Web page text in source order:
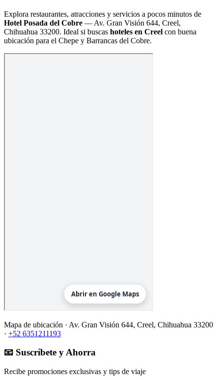
Explora restaurantes, atracciones y servicios a pocos minutos de
Hotel Posada del Cobre — Av. Gran Visión 644, Creel,
Chihuahua 33200. Ideal si buscas hoteles en Creel con buena
ubicación para el Chepe y Barrancas del Cobre.
Mapa de ubicación · Av. Gran Visión 644, Creel, Chihuahua 33200
· +52 6351211193
📧 Suscríbete y Ahorra
Recibe promociones exclusivas y tips de viaje